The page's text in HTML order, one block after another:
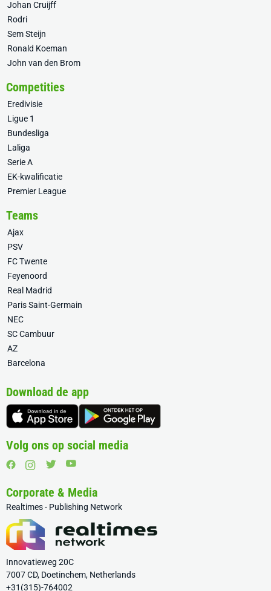
Johan Cruijff
Rodri
Sem Steijn
Ronald Koeman
John van den Brom
Competities
Eredivisie
Ligue 1
Bundesliga
Laliga
Serie A
EK-kwalificatie
Premier League
Teams
Ajax
PSV
FC Twente
Feyenoord
Real Madrid
Paris Saint-Germain
NEC
SC Cambuur
AZ
Barcelona
Download de app
Volg ons op social media
Corporate & Media
Realtimes - Publishing Network
Innovatieweg 20C
7007 CD, Doetinchem, Netherlands
+31(315)-764002